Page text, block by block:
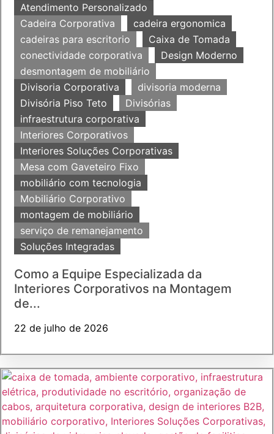
Atendimento Personalizado
Cadeira Corporativa
cadeira ergonomica
cadeiras para escritorio
Caixa de Tomada
conectividade corporativa
Design Moderno
desmontagem de mobiliário
Divisoria Corporativa
divisoria moderna
Divisória Piso Teto
Divisórias
infraestrutura corporativa
Interiores Corporativos
Interiores Soluções Corporativas
Mesa com Gaveteiro Fixo
mobiliário com tecnologia
Mobiliário Corporativo
montagem de mobiliário
serviço de remanejamento
Soluções Integradas
Como a Equipe Especializada da
Interiores Corporativos na Montagem
de...
22 de julho de 2026